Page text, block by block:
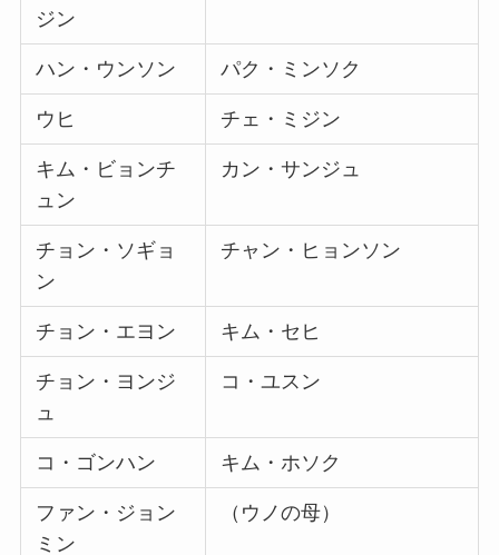
ジン
ハン・ウンソン パク・ミンソク
ウヒ チェ・ミジン
キム・ビョンチ
ュン
カン・サンジュ
チョン・ソギョ
ン
チャン・ヒョンソン
チョン・エヨン キム・セヒ
チョン・ヨンジ
ュ
コ・ユスン
コ・ゴンハン キム・ホソク
ファン・ジョン
ミン
（ウノの母）